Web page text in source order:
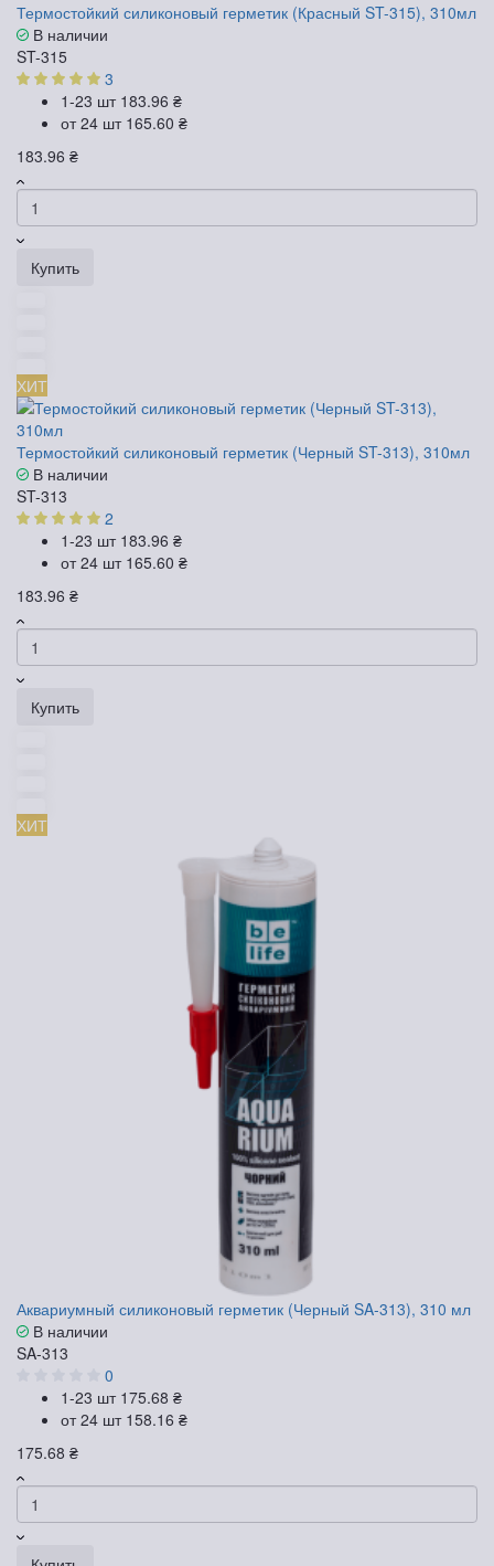
Термостойкий силиконовый герметик (Красный ST-315), 310мл
В наличии
ST-315
3
1-23 шт 183.96 ₴
от 24 шт 165.60 ₴
183.96 ₴
Купить
ХИТ
Термостойкий силиконовый герметик (Черный ST-313), 310мл
В наличии
ST-313
2
1-23 шт 183.96 ₴
от 24 шт 165.60 ₴
183.96 ₴
Купить
ХИТ
Аквариумный силиконовый герметик (Черный SA-313), 310 мл
В наличии
SA-313
0
1-23 шт 175.68 ₴
от 24 шт 158.16 ₴
175.68 ₴